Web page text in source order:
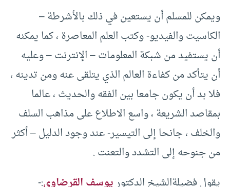
ويمكن للمسلم أن يستعين في ذلك بالأشرطة –
الكاسيت والفيديو- وكتب العلم المعاصرة ، كما يمكنه
أن يستفيد من شبكة المعلومات – الإنترنت – وعليه
أن يتأكد من كفاءة العالم الذي يتلقى عنه ومن تدينه ،
فلا بد أن يكون جامعا بين الفقه والحديث ، عالما
بمقاصد الشريعة ، واسع الاطلاع على مذاهب السلف
والخلف ، جانحا إلى التيسير- عند وجود الدليل – أكثر
من جنوحه إلى التشدد والتعنت .
يقول فضيلةالشيخ الدكتوريوسف القرضاوي:-